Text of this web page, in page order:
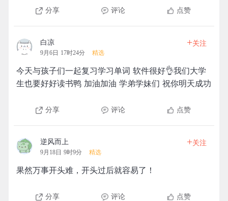
分享 评论 点赞
白凉
9月6日 17时24分 精选
+关注
今天与孩子们一起复习学习单词 软件很好👌我们大学
生也要好好读书鸭 加油加油 学弟学妹们 祝你明天成功
分享 评论 点赞
逆风而上
9月18日 9时9分 精选
+关注
果然万事开头难，开头过后就容易了！
分享 评论 点赞